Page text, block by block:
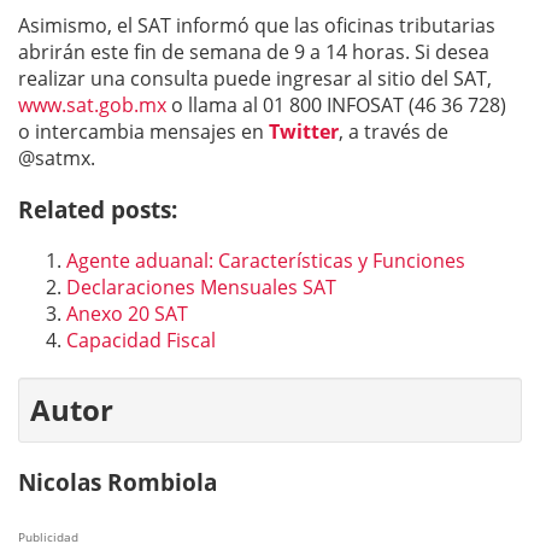
Asimismo, el SAT informó que las oficinas tributarias
abrirán este fin de semana de 9 a 14 horas. Si desea
realizar una consulta puede ingresar al sitio del SAT,
www.sat.gob.mx o llama al 01 800 INFOSAT (46 36 728)
o intercambia mensajes en Twitter, a través de
@satmx.
Related posts:
Agente aduanal: Características y Funciones
Declaraciones Mensuales SAT
Anexo 20 SAT
Capacidad Fiscal
Autor
Nicolas Rombiola
Publicidad